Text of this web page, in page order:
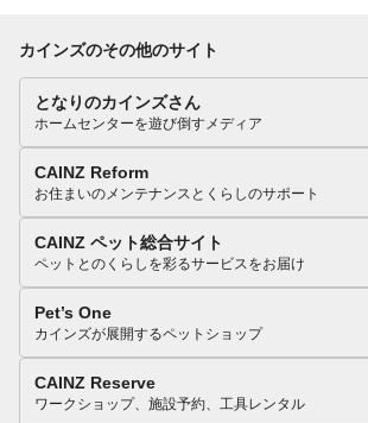
カインズのその他のサイト
となりのカインズさん
ホームセンターを遊び倒すメディア
CAINZ Reform
お住まいのメンテナンスとくらしのサポート
CAINZ ペット総合サイト
ペットとのくらしを彩るサービスをお届け
Pet’s One
カインズが展開するペットショップ
CAINZ Reserve
ワークショップ、施設予約、工具レンタル